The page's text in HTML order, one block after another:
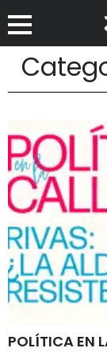
POLÍTICA EN